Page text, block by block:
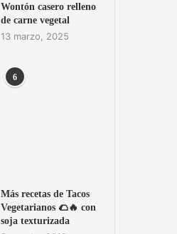
Wontón casero relleno
de carne vegetal
13 marzo, 2025
6
Más recetas de Tacos
Vegetarianos 🌮🔥 con
soja texturizada